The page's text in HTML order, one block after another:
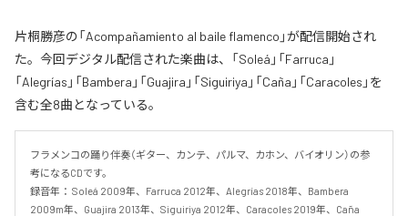
片桐勝彦の「Acompañamiento al baile flamenco」が配信開始され
た。今回デジタル配信された楽曲は、「Soleá」「Farruca」
「Alegrías」「Bambera」「Guajira」「Siguiriya」「Caña」「Caracoles」を
含む全8曲となっている。
フラメンコの踊り伴奏（ギター、カンテ、パルマ、カホン、バイオリン）の参
考になるCDです。
録音年： Soleá 2009年、Farruca 2012年、Alegrías 2018年、Bambera
2009m年、Guajira 2013年、Siguiriya 2012年、Caracoles 2019年、Caña